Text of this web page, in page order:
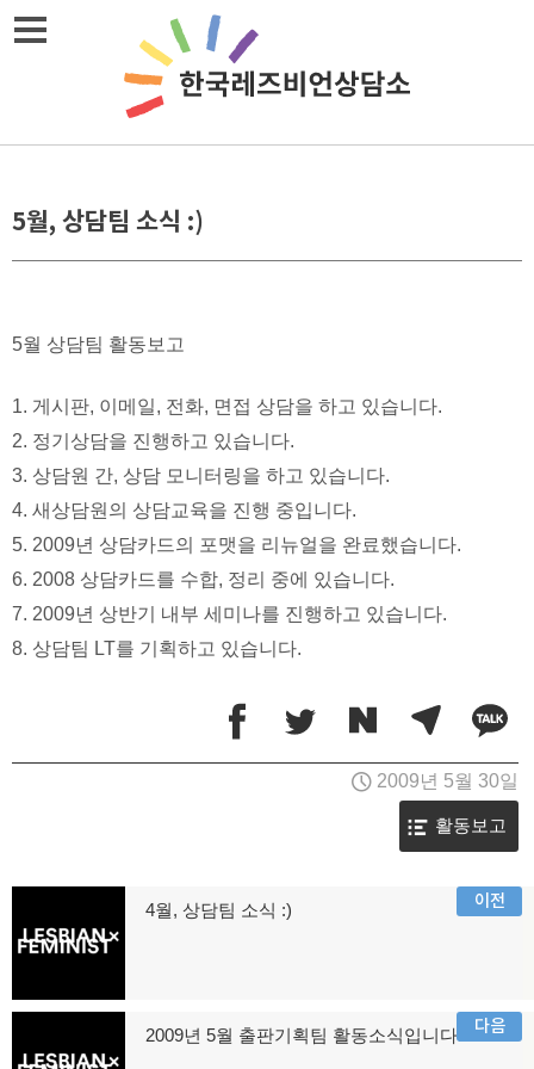
Skip
5월, 상담팀 소식 :)
5월 상담팀 활동보고
1. 게시판, 이메일, 전화, 면접 상담을 하고 있습니다.
2. 정기상담을 진행하고 있습니다.
3. 상담원 간, 상담 모니터링을 하고 있습니다.
4. 새상담원의 상담교육을 진행 중입니다.
5. 2009년 상담카드의 포맷을 리뉴얼을 완료했습니다.
6. 2008 상담카드를 수합, 정리 중에 있습니다.
7. 2009년 상반기 내부 세미나를 진행하고 있습니다.
8. 상담팀 LT를 기획하고 있습니다.
2009년 5월 30일
활동보고
탐
색
이전
전
4월, 상담팀 소식 :)
다음
2009년 5월 출판기획팀 활동소식입니다.